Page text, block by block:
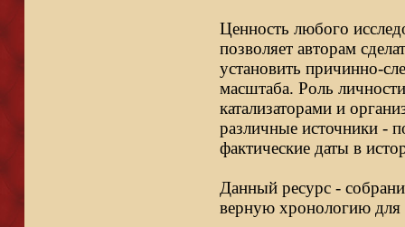
Ценность любого
позволяет авторам
установить причинно-
масштаба. Роль
катализаторами и
различные источники -
фактические даты в
Данный ресурс -
верную хронологию для